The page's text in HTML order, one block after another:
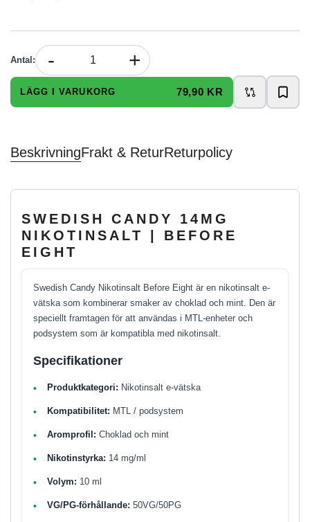
Antal : - +
LÄGG I VARUKORG 79,90 KR
BeskrivningFrakt & ReturReturpolicy
SWEDISH CANDY 14MG
NIKOTINSALT | BEFORE
EIGHT
Swedish Candy Nikotinsalt Before Eight är en nikotinsalt e-
vätska som kombinerar smaker av choklad och mint. Den är
speciellt framtagen för att användas i MTL-enheter och
podsystem som är kompatibla med nikotinsalt.
Specifikationer
Produktkategori: Nikotinsalt e-vätska
Kompatibilitet: MTL / podsystem
Aromprofil: Choklad och mint
Nikotinstyrka: 14 mg/ml
Volym: 10 ml
VG/PG-förhållande: 50VG/50PG